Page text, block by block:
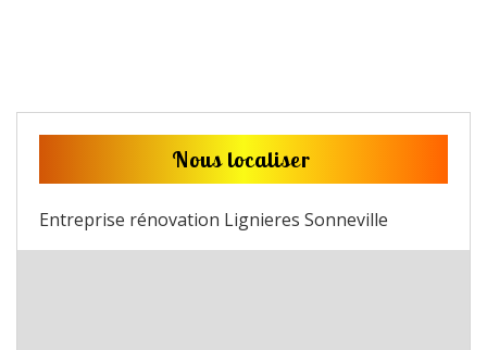
Nous localiser
Entreprise rénovation Lignieres Sonneville